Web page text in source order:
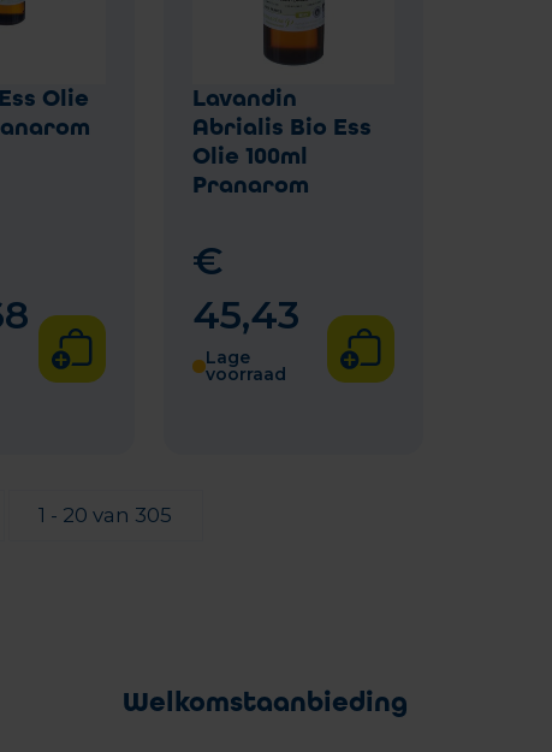
Olie
Lavandin
Abrialis Bio Ess
Olie 100ml
Pranarom
€
45,43
Lage
voorraad
1 - 20 van 305
Welkomstaanbieding